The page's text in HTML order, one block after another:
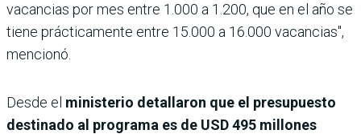
vacancias por mes entre 1.000 a 1.200, que en el año se
tiene prácticamente entre 15.000 a 16.000 vacancias",
mencionó.
Desde el ministerio detallaron que el presupuesto
destinado al programa es de USD 495 millones